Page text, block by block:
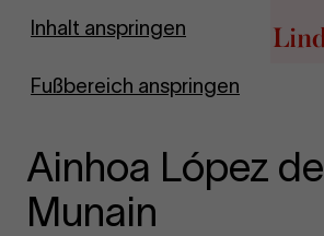
Inhalt anspringen
Fußbereich anspringen
Zur Startseite
Ainhoa López de
Munain